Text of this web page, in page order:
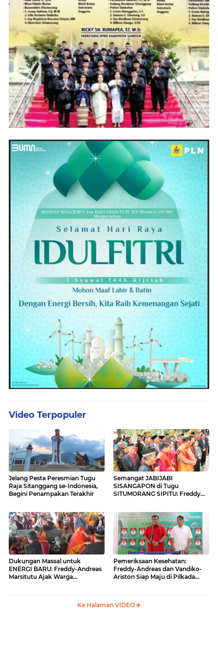
Video Terpopuler
Jelang Pesta Peresmian Tugu
Raja Sitanggang se-Indonesia,
Begini Penampakan Terakhir
Semangat JABIJABI
SISANGAPON di Tugu
SITUMORANG SIPITU: Freddy
Dukungan Massal untuk
ENERGI BARU: Freddy-Andreas
Marsitutu Ajak Warga
Pemeriksaan Kesehatan:
Freddy-Andreas dan Vandiko-
Ariston Siap Maju di Pilkada
Ke Halaman VIDEO